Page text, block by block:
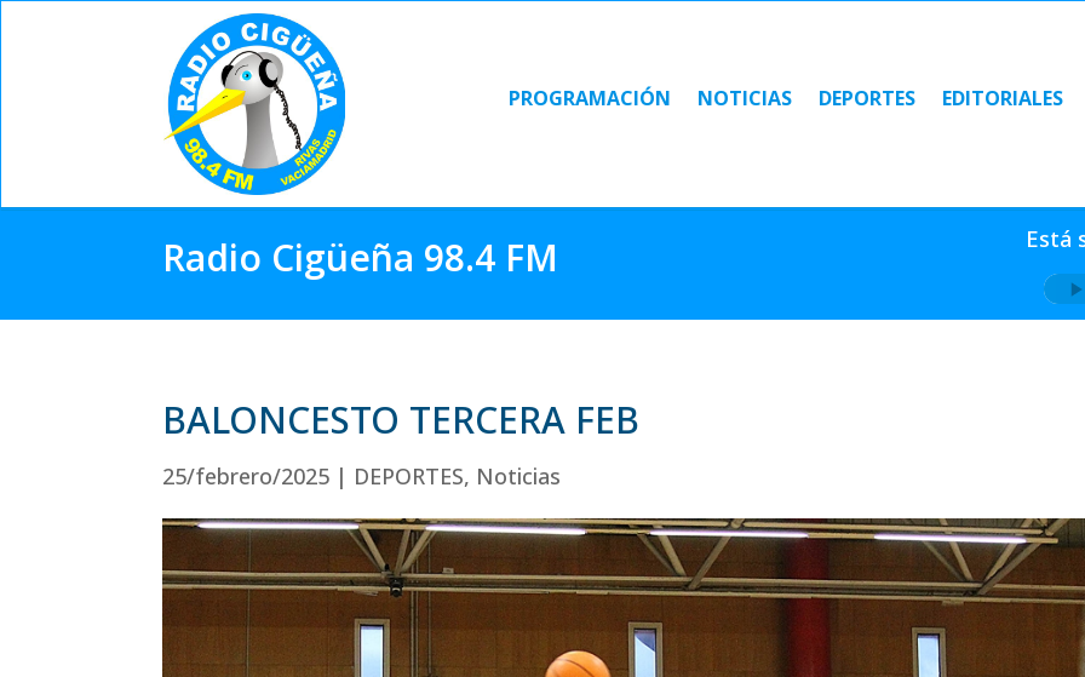
PROGRAMACIÓN NOTICIAS DEPORTES EDITORIALES
PROGRAMACIÓN NOTICIAS DEPORTES EDITORIALES
Radio Cigüeña 98.4 FM Está
BALONCESTO TERCERA FEB
25/febrero/2025 | DEPORTES, Noticias